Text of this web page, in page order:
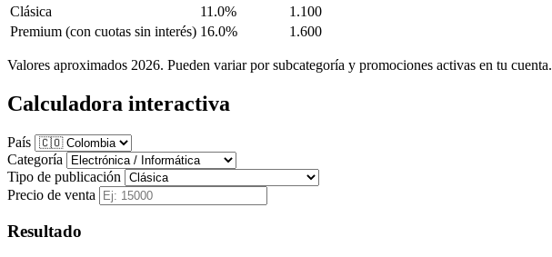
Clásica
11.0%
1.100
Premium (con cuotas sin interés) 16.0% 1.600
Valores aproximados 2026. Pueden variar por subcategoría y promociones activas en tu cuenta.
Calculadora interactiva
País
Categoría
Tipo de publicación
Precio de venta
Resultado